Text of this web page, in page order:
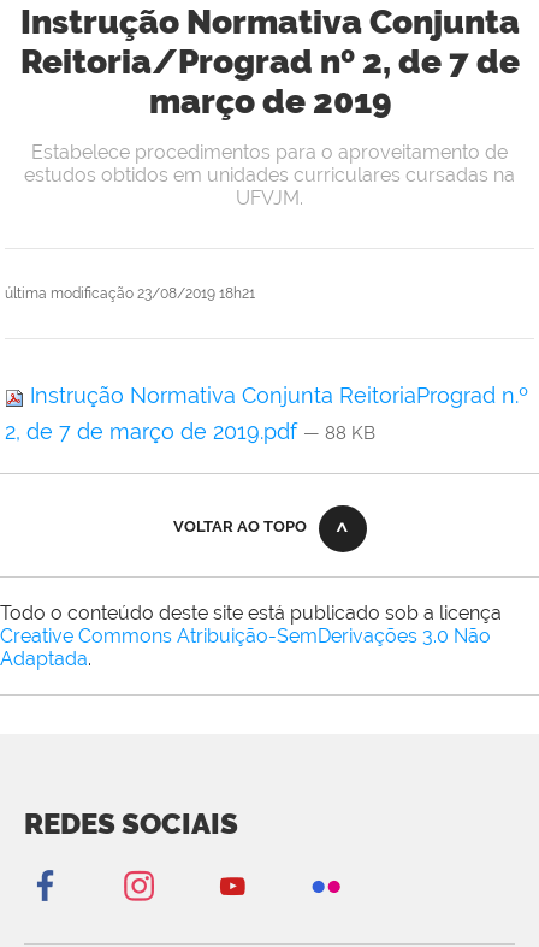
Instrução Normativa Conjunta
Reitoria/Prograd nº 2, de 7 de
março de 2019
última modificação 23/08/2019 18h21
Estabelece procedimentos para o aproveitamento de
estudos obtidos em unidades curriculares cursadas na
UFVJM.
Instrução Normativa Conjunta ReitoriaPrograd n.º
2, de 7 de março de 2019.pdf — 88 KB
VOLTAR AO TOPO
Todo o conteúdo deste site está publicado sob a licença
Creative Commons Atribuição-SemDerivações 3.0 Não
Adaptada.
REDES SOCIAIS